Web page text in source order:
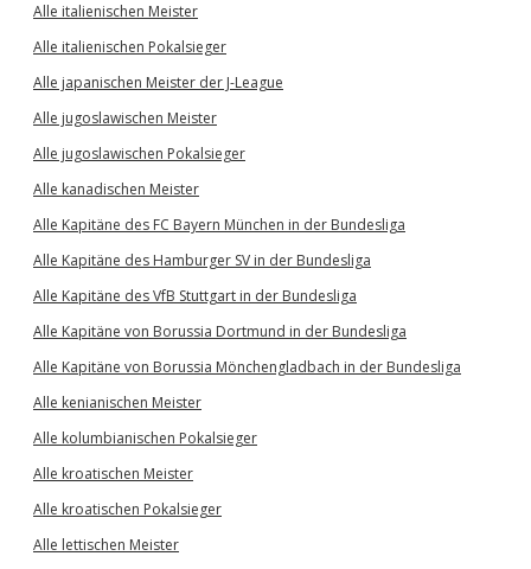
Alle italienischen Meister
Alle italienischen Pokalsieger
Alle japanischen Meister der J-League
Alle jugoslawischen Meister
Alle jugoslawischen Pokalsieger
Alle kanadischen Meister
Alle Kapitäne des FC Bayern München in der Bundesliga
Alle Kapitäne des Hamburger SV in der Bundesliga
Alle Kapitäne des VfB Stuttgart in der Bundesliga
Alle Kapitäne von Borussia Dortmund in der Bundesliga
Alle Kapitäne von Borussia Mönchengladbach in der Bundesliga
Alle kenianischen Meister
Alle kolumbianischen Pokalsieger
Alle kroatischen Meister
Alle kroatischen Pokalsieger
Alle lettischen Meister